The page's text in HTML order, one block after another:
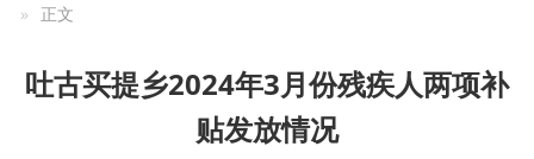
»
正文
吐古买提乡2024年3月份残疾人两项补
贴发放情况